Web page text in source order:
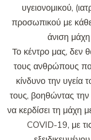
υγειονομικού,
προσωπικού με
άνιση
Το κέντρο μας, δεν
τους ανθρώπους
κίνδυνο την υγεία
τους, βοηθώντας την
να κερδίσει τη μάχη
COVID-19, με